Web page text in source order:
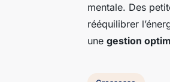
mentale. Des
rééquilibrer
une gestion